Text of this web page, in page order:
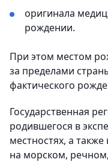
оригинала
рождении.
При этом местом
за пределами
фактического
Государственная
родившегося в
местностях, а
на морском,